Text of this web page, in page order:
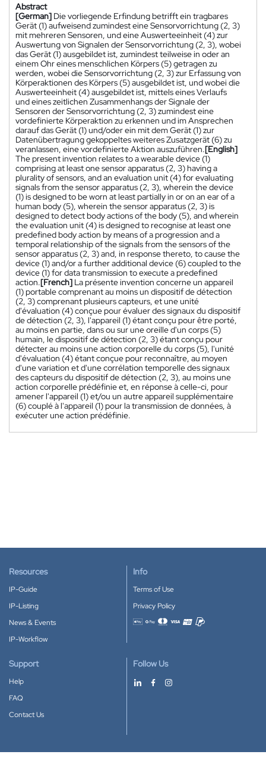
Abstract
[German] Die vorliegende Erfindung betrifft ein tragbares
Gerät (1) aufweisend zumindest eine Sensorvorrichtung (2, 3)
mit mehreren Sensoren, und eine Auswerteeinheit (4) zur
Auswertung von Signalen der Sensorvorrichtung (2, 3), wobei
das Gerät (1) ausgebildet ist, zumindest teilweise in oder an
einem Ohr eines menschlichen Körpers (5) getragen zu
werden, wobei die Sensorvorrichtung (2, 3) zur Erfassung von
Körperaktionen des Körpers (5) ausgebildet ist, und wobei die
Auswerteeinheit (4) ausgebildet ist, mittels eines Verlaufs
und eines zeitlichen Zusammenhangs der Signale der
Sensoren der Sensorvorrichtung (2, 3) zumindest eine
vordefinierte Körperaktion zu erkennen und im Ansprechen
darauf das Gerät (1) und/oder ein mit dem Gerät (1) zur
Datenübertragung gekoppeltes weiteres Zusatzgerät (6) zu
veranlassen, eine vordefinierte Aktion auszuführen.[English]
The present invention relates to a wearable device (1)
comprising at least one sensor apparatus (2, 3) having a
plurality of sensors, and an evaluation unit (4) for evaluating
signals from the sensor apparatus (2, 3), wherein the device
(1) is designed to be worn at least partially in or on an ear of a
human body (5), wherein the sensor apparatus (2, 3) is
designed to detect body actions of the body (5), and wherein
the evaluation unit (4) is designed to recognise at least one
predefined body action by means of a progression and a
temporal relationship of the signals from the sensors of the
sensor apparatus (2, 3) and, in response thereto, to cause the
device (1) and/or a further additional device (6) coupled to the
device (1) for data transmission to execute a predefined
action.[French] La présente invention concerne un appareil
(1) portable comprenant au moins un dispositif de détection
(2, 3) comprenant plusieurs capteurs, et une unité
d'évaluation (4) conçue pour évaluer des signaux du dispositif
de détection (2, 3), l'appareil (1) étant conçu pour être porté,
au moins en partie, dans ou sur une oreille d'un corps (5)
humain, le dispositif de détection (2, 3) étant conçu pour
détecter au moins une action corporelle du corps (5), l'unité
d'évaluation (4) étant conçue pour reconnaître, au moyen
d'une variation et d'une corrélation temporelle des signaux
des capteurs du dispositif de détection (2, 3), au moins une
action corporelle prédéfinie et, en réponse à celle-ci, pour
amener l'appareil (1) et/ou un autre appareil supplémentaire
(6) couplé à l'appareil (1) pour la transmission de données, à
exécuter une action prédéfinie.
Resources
IP-Guide
IP-Listing
News & Events
IP-Workflow
Info
Terms of Use
Privacy Policy
Accepted payment methods
Support
Help
FAQ
Contact Us
Follow Us